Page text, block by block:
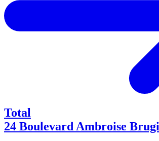
Total
24 Boulevard Ambroise